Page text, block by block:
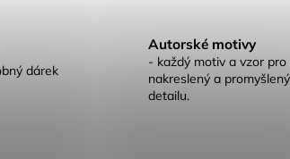
dárek
Autorské motivy
- každý motiv a vzor pro
nakreslený a
detailu.